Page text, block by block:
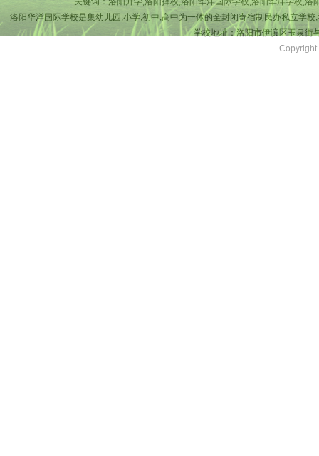
洛阳华洋国际学校是集幼儿园,小学,初中,高中为一体的全封闭寄宿制民办私立学
学校地址：洛阳市伊滨区玉泉街
Copyright